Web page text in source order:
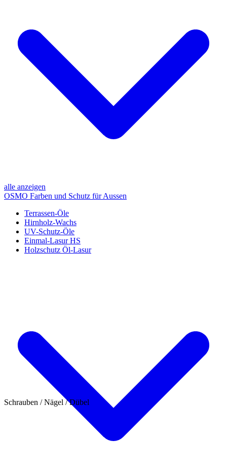
alle anzeigen
OSMO Farben und Schutz für Aussen
Terrassen-Öle
Hirnholz-Wachs
UV-Schutz-Öle
Einmal-Lasur HS
Holzschutz Öl-Lasur
Schrauben / Nägel / Dübel